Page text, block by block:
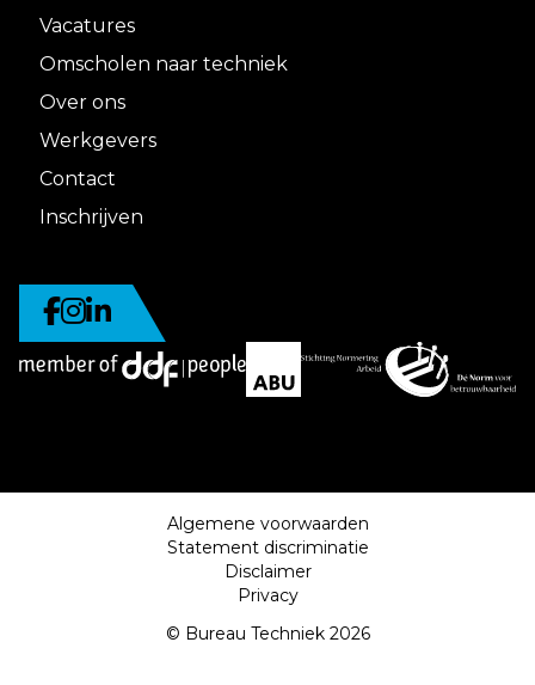
Vacatures
Omscholen naar techniek
Over ons
Werkgevers
Contact
Inschrijven
Algemene voorwaarden
Statement discriminatie
Disclaimer
Privacy
© Bureau Techniek 2026